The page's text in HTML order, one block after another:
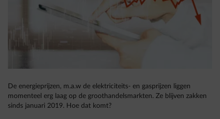
De energieprijzen, m.a.w de elektriciteits- en gasprijzen liggen
momenteel erg laag op de groothandelsmarkten. Ze blijven zakken
sinds januari 2019. Hoe dat komt?